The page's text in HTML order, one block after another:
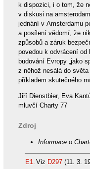
k dispozici, i o tom, že
v diskusi na
jednání v Amsterdamu
a posílení vědomí, že
způsobů a záruk
povedou k odvrácení
budování Evropy „jako
z něhož nesálá do
příkladem skutečného
Jiří Dienstbier, Eva
mluvčí Charty 77
Zdroj
Informace o
E1. Viz D297(11. 3.